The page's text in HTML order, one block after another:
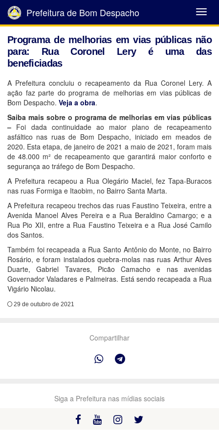
Abrir
Menu
Prefeitura de Bom Despacho
Programa de melhorias em vias públicas não
para: Rua Coronel Lery é uma das
beneficiadas
A Prefeitura concluiu o recapeamento da Rua Coronel Lery. A
ação faz parte do programa de melhorias em vias públicas de
Bom Despacho. Veja a obra.
Saiba mais sobre o programa de melhorias em vias públicas
– Foi dada continuidade ao maior plano de recapeamento
asfáltico nas ruas de Bom Despacho, iniciado em meados de
2020. Esta etapa, de janeiro de 2021 a maio de 2021, foram mais
de 48.000 m² de recapeamento que garantirá maior conforto e
segurança ao tráfego de Bom Despacho.
A Prefeitura recapeou a Rua Olegário Maciel, fez Tapa-Buracos
nas ruas Formiga e Itaobim, no Bairro Santa Marta.
A Prefeitura recapeou trechos das ruas Faustino Teixeira, entre a
Avenida Manoel Alves Pereira e a Rua Beraldino Camargo; e a
Rua Pio XII, entre a Rua Faustino Teixeira e a Rua José Camilo
dos Santos.
Também foi recapeada a Rua Santo Antônio do Monte, no Bairro
Rosário, e foram instalados quebra-molas nas ruas Arthur Alves
Duarte, Gabriel Tavares, Picão Camacho e nas avenidas
Governador Valadares e Palmeiras. Está sendo recapeada a Rua
Vigário Nicolau.
29 de outubro de 2021
Compartilhar
Siga a Prefeitura nas mídias sociais